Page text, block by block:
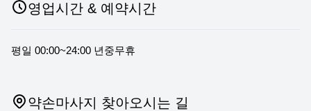
영업시간 & 예약시간
평일 00:00~24:00 년중무휴
약손마사지 찾아오시는 길